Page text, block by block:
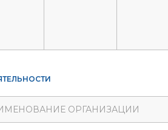
ОРГАНИЗАЦИИ